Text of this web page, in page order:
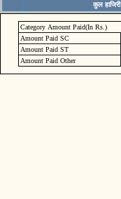
कुल हाजिरी
Category Amount Paid(In Rs.)
Amount Paid SC
Amount Paid ST
Amount Paid Other